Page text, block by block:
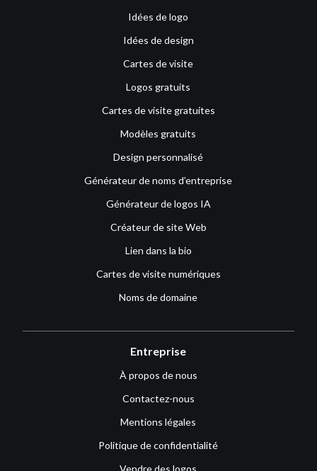
Idées de logo
Idées de design
Cartes de visite
Logos gratuits
Cartes de visite gratuites
Modèles gratuits
Design personnalisé
Générateur de noms d’entreprise
Générateur de logos IA
Créateur de site Web
Lien dans la bio
Cartes de visite numériques
Noms de domaine
Entreprise
À propos de nous
Contactez-nous
Mentions légales
Politique de confidentialité
Vendre des logos